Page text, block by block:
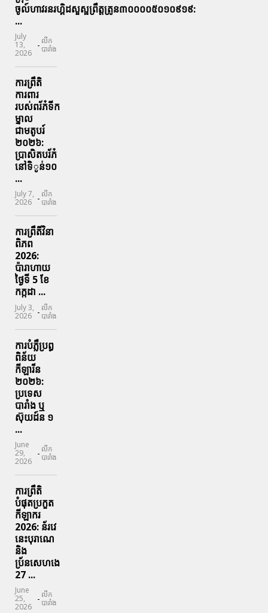
ចូល៍ហាវរនរហ្គិដសួស្ផព្រឹត្តត្រូន៣០០០០៥០១០៩១៩:
...
July
13,
2026
- លីក
បារាំង
ការព្រឹតិ
ការពារ
របស់ពរ័ភ៎ទីក
ម្នាល
ជាមតូបរ៍
២០២៦:
ប្រាសិតបរ័ភ៎
នៅទិូន់១០
...
July 7,
2026 - លីក
បារាំង
ការព្រឹតិ៍វិនា
ពិភព
2026:
ប៉ារាហាយ
ថ្ងៃទី 5 ខែ
កក្កដា ...
July 3,
2026 - លីក
បារាំង
ការបំភ្លឺប្រព្ធ​
ពិន័យ​
កីឡារីន​
២០២៦:
ប្រទេស​
បារាំង​ ឬ​
ស៊ុយដ៍ន​ ១
...
June
29,
2026
- លីក
បារាំង
ការព្រឹតិ
បំផុតប្រកួត
កីឡាករ
2026: ន័រវេ
នេះបុរាណេ
និង
ប្រ័នសេហងេ
27 ...
June
25,
2026
- លីក
បារាំង